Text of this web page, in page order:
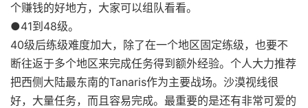
个赚钱的好地方，大家可以组队看看。
●41到48级。
40级后练级难度加大，除了在一个地区固定练级，也要不
断往返于多个地区来完成任务得到额外经验。个人大力推荐
把西侧大陆最东南的Tanaris作为主要战场。沙漠视线很
好，大量任务，而且容易完成。最重要的是还有非常可爱的